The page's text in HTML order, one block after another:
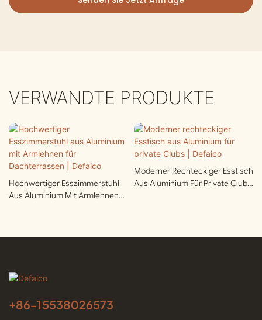
VERWANDTE PRODUKTE
Hochwertiger Esszimmerstuhl
Aus Aluminium Mit Armlehnen
Moderner Rechteckiger Esstisch
Aus Aluminium Für Private Clubs
+86-15538026573